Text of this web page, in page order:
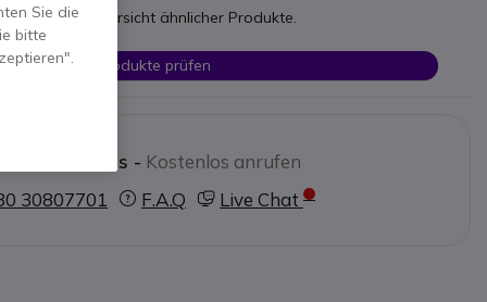
Sie eine Übersicht ähnlicher Produkte.
Ähnliche Produkte prüfen
Sie uns - Kostenlos anrufen
30807701
F.A.Q Live Chat
Sie die
bitte